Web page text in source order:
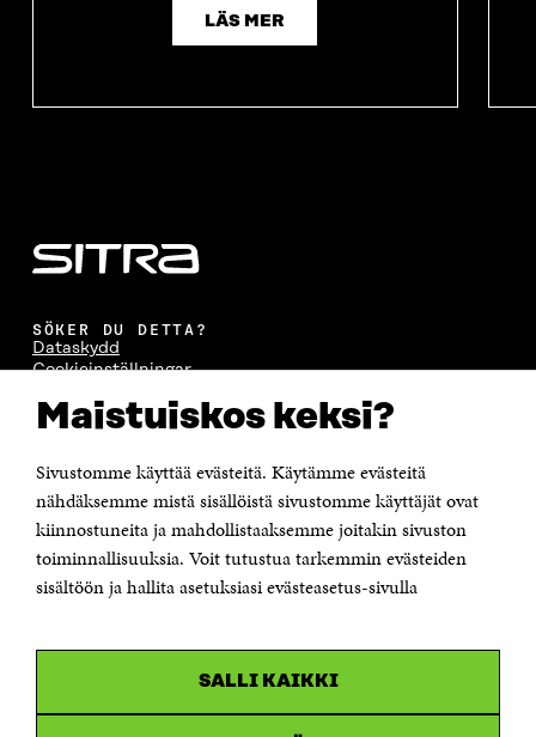
Maistuiskos keksi?
Sivustomme käyttää evästeitä. Käytämme evästeitä
nähdäksemme mistä sisällöistä sivustomme käyttäjät ovat
kiinnostuneita ja mahdollistaaksemme joitakin sivuston
toiminnallisuuksia. Voit tutustua tarkemmin evästeiden
sisältöön ja hallita asetuksiasi evästeasetus-sivulla
SALLI KAIKKI
LÄS MER
SÖKER DU DETTA?
Dataskydd
Cookieinställningar
Tillgänglighetsutredning
Beskrivning av handlingsoffentligheten
KONTAKTA OSS
Jubileumsfonden för Finlands självständighet Sitra
Östersjögatan 11–13, PB 160,
00181 Helsingfors